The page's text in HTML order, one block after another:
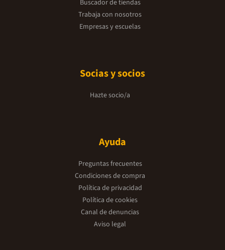
Buscador de tiendas
Trabaja con nosotros
Empresas y escuelas
Socias y socios
Hazte socio/a
Ayuda
Preguntas frecuentes
Condiciones de compra
Política de privacidad
Política de cookies
Canal de denuncias
Aviso legal